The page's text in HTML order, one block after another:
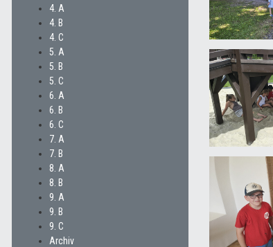
4. A
4. B
4. C
5. A
5. B
5. C
6. A
6. B
6. C
7. A
7. B
8. A
8. B
9. A
9. B
9. C
Archiv